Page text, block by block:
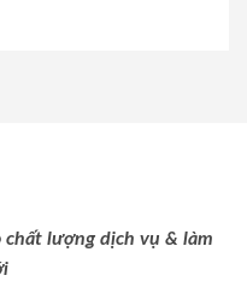
chất lượng dịch vụ & làm